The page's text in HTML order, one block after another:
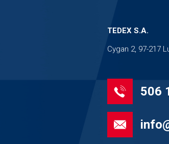
TEDEX S.A.
Cygan 2, 97-217
506